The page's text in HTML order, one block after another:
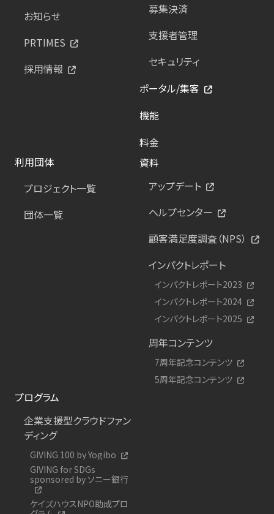
お知らせ
PRTIMES
採用情報
募集決済
支援者管理
セキュリティ
ポータル/集客
機能
料金
利用団体
プロジェクト一覧
団体一覧
資料
アップデート
ヘルプセンター
顧客満足度調査（NPS）
インパクトレポート
インパクトレポート2023
インパクトレポート2024
インパクトレポート2025
周年コンテンツ
7周年記念コンテンツ
5周年記念コンテンツ
プログラム
企業支援型クラウドファン
ディング
GIVING 100 by Yogibo
GIVING for SDGs
sponsored by ソニー銀行
ケイズハウスNPO助成プロ